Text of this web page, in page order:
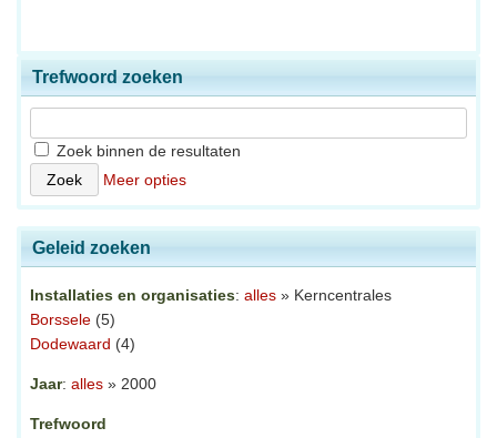
Trefwoord zoeken
Zoek binnen de resultaten
Meer opties
Geleid zoeken
Installaties en organisaties: alles » Kerncentrales
Borssele (5)
Dodewaard (4)
Jaar: alles » 2000
Trefwoord